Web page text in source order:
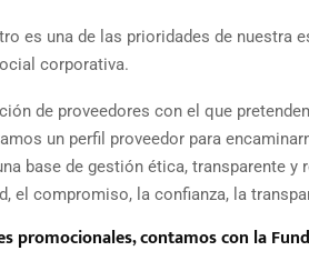
es una de las prioridades de nuestra
corporativa.
de proveedores con el que
un perfil proveedor para
base de gestión ética, transparente y
el compromiso, la confianza, la
promocionales, contamos con la